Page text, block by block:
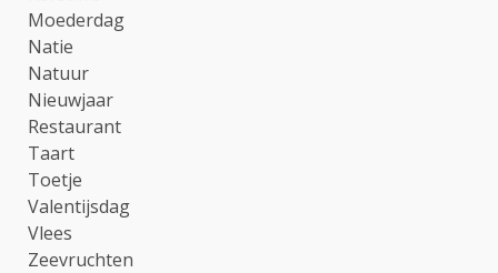
Moederdag
Natie
Natuur
Nieuwjaar
Restaurant
Taart
Toetje
Valentijsdag
Vlees
Zeevruchten